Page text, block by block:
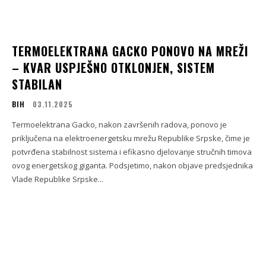
TERMOELEKTRANA GACKO PONOVO NA MREŽI
– KVAR USPJEŠNO OTKLONJEN, SISTEM
STABILAN
BIH 03.11.2025
Termoelektrana Gacko, nakon završenih radova, ponovo je
priključena na elektroenergetsku mrežu Republike Srpske, čime je
potvrđena stabilnost sistema i efikasno djelovanje stručnih timova
ovog energetskog giganta. Podsjetimo, nakon objave predsjednika
Vlade Republike Srpske...